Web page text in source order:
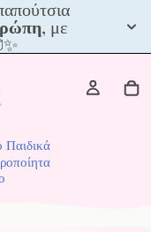
, με
Παιδικά